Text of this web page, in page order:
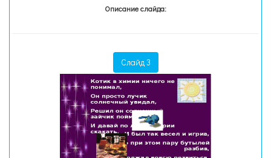
Описание слайда:
Слайд 3